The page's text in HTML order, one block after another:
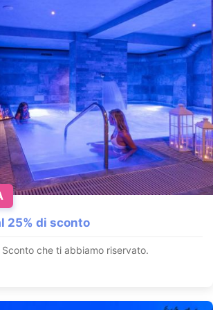
25% di sconto
che ti abbiamo riservato.